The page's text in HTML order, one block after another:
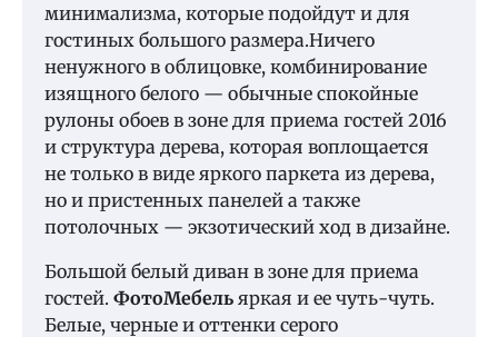
минимализма, которые подойдут и для
гостиных большого размера.Ничего
ненужного в облицовке, комбинирование
изящного белого — обычные спокойные
рулоны обоев в зоне для приема гостей 2016
и структура дерева, которая воплощается
не только в виде яркого паркета из дерева,
но и пристенных панелей а также
потолочных — экзотический ход в дизайне.
Большой белый диван в зоне для приема
гостей. ФотоМебель яркая и ее чуть-чуть.
Белые, черные и оттенки серого